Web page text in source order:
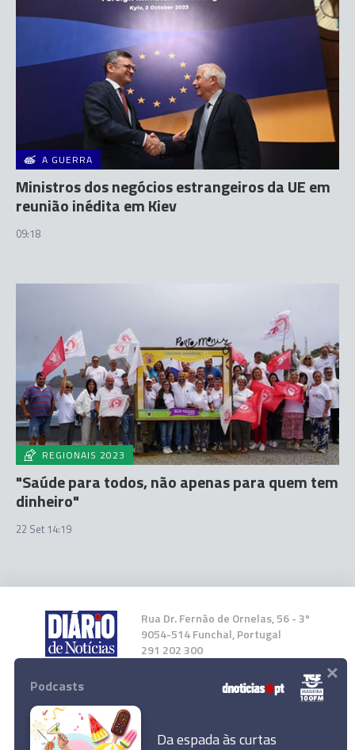
A GUERRA
Ministros dos negócios estrangeiros da UE em
reunião inédita em Kiev
09:18
REGIONAIS 2023
"Saúde para todos, não apenas para quem tem
dinheiro"
22 Set 14:19
Rua Dr. Fernão de Ornelas, 56 - 3º
9054-514 Funchal, Portugal
291 202 300
Instale a nossa App
Podcasts
Da espada às curtas
×